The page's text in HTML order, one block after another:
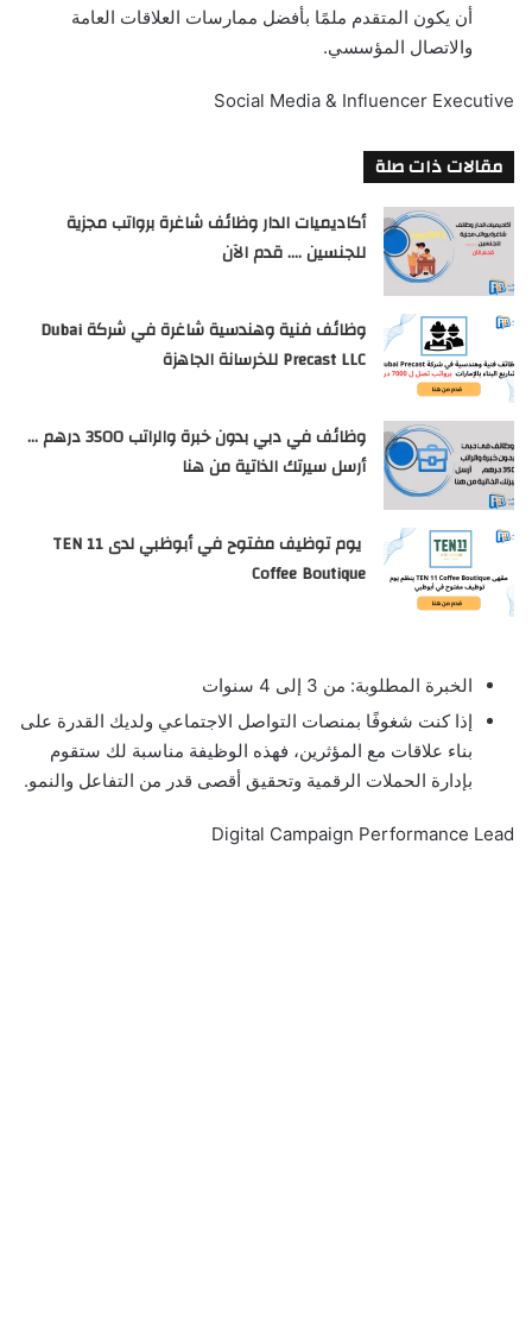
أن يكون المتقدم ملمًا بأفضل ممارسات العلاقات العامة
والاتصال المؤسسي.
Social Media & Influencer Executive
مقالات ذات صلة
أكاديميات الدار وظائف شاغرة برواتب مجزية
للجنسين …. قدم الآن
وظائف فنية وهندسية شاغرة في شركة Dubai
Precast LLC للخرسانة الجاهزة
وظائف في دبي بدون خبرة والراتب 3500 درهم …
أرسل سيرتك الذاتية من هنا
يوم توظيف مفتوح في أبوظبي لدى TEN 11
Coffee Boutique
الخبرة المطلوبة: من 3 إلى 4 سنوات
إذا كنت شغوفًا بمنصات التواصل الاجتماعي ولديك القدرة على
بناء علاقات مع المؤثرين، فهذه الوظيفة مناسبة لك ستقوم
بإدارة الحملات الرقمية وتحقيق أقصى قدر من التفاعل والنمو.
Digital Campaign Performance Lead